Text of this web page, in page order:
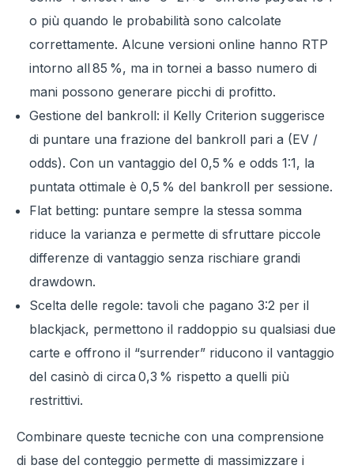
o più quando le probabilità sono calcolate
correttamente. Alcune versioni online hanno RTP
intorno all 85 %, ma in tornei a basso numero di
mani possono generare picchi di profitto.
Gestione del bankroll: il Kelly Criterion suggerisce
di puntare una frazione del bankroll pari a (EV /
odds). Con un vantaggio del 0,5 % e odds 1:1, la
puntata ottimale è 0,5 % del bankroll per sessione.
Flat betting: puntare sempre la stessa somma
riduce la varianza e permette di sfruttare piccole
differenze di vantaggio senza rischiare grandi
drawdown.
Scelta delle regole: tavoli che pagano 3:2 per il
blackjack, permettono il raddoppio su qualsiasi due
carte e offrono il “surrender” riducono il vantaggio
del casinò di circa 0,3 % rispetto a quelli più
restrittivi.
Combinare queste tecniche con una comprensione
di base del conteggio permette di massimizzare i